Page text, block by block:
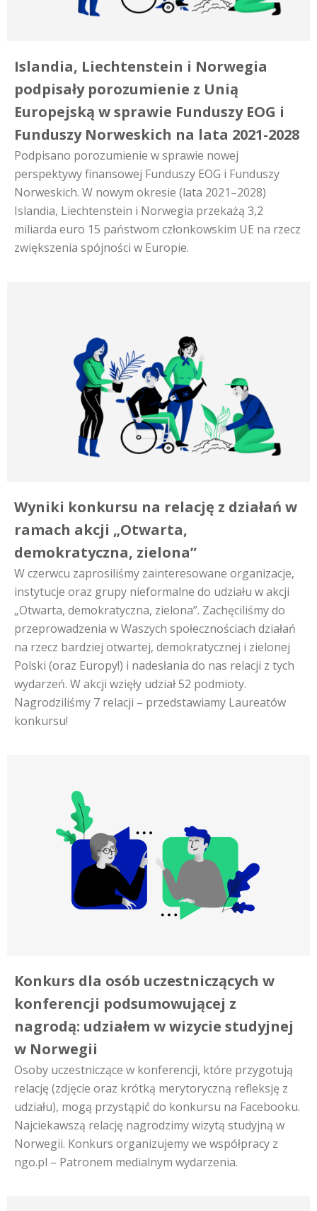
Islandia, Liechtenstein i Norwegia
podpisały porozumienie z Unią
Europejską w sprawie Funduszy EOG i
Funduszy Norweskich na lata 2021-2028
Podpisano porozumienie w sprawie nowej
perspektywy finansowej Funduszy EOG i Funduszy
Norweskich. W nowym okresie (lata 2021–2028)
Islandia, Liechtenstein i Norwegia przekażą 3,2
miliarda euro 15 państwom członkowskim UE na rzecz
zwiększenia spójności w Europie.
Wyniki konkursu na relację z działań w
ramach akcji „Otwarta,
demokratyczna, zielona”
W czerwcu zaprosiliśmy zainteresowane organizacje,
instytucje oraz grupy nieformalne do udziału w akcji
„Otwarta, demokratyczna, zielona”. Zachęciliśmy do
przeprowadzenia w Waszych społecznościach działań
na rzecz bardziej otwartej, demokratycznej i zielonej
Polski (oraz Europy!) i nadesłania do nas relacji z tych
wydarzeń. W akcji wzięły udział 52 podmioty.
Nagrodziliśmy 7 relacji – przedstawiamy Laureatów
konkursu!
Konkurs dla osób uczestniczących w
konferencji podsumowującej z
nagrodą: udziałem w wizycie studyjnej
w Norwegii
Osoby uczestniczące w konferencji, które przygotują
relację (zdjęcie oraz krótką merytoryczną refleksję z
udziału), mogą przystąpić do konkursu na Facebooku.
Najciekawszą relację nagrodzimy wizytą studyjną w
Norwegii. Konkurs organizujemy we współpracy z
ngo.pl – Patronem medialnym wydarzenia.